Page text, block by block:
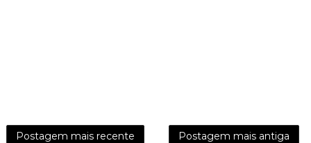
Postagem mais recente Postagem mais antiga